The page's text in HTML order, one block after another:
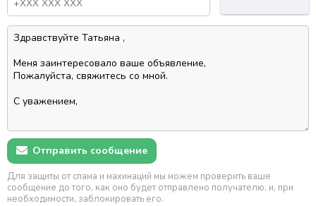
Отправить сообщение
Для защиты от спама и махинаций мы можем проверить ваше
сообщение до того, как оно будет отправлено получателю, и, при
необходимости, заблокировать его.